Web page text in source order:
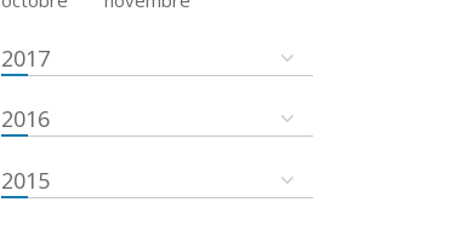
2017
2016
2015